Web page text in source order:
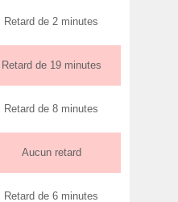
Retard de 2 minutes
Retard de 19 minutes
Retard de 8 minutes
Aucun retard
Retard de 6 minutes